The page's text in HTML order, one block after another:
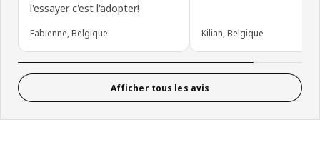
l'essayer c'est l'adopter!
Fabienne, Belgique Kilian, Belgique
Afficher tous les avis